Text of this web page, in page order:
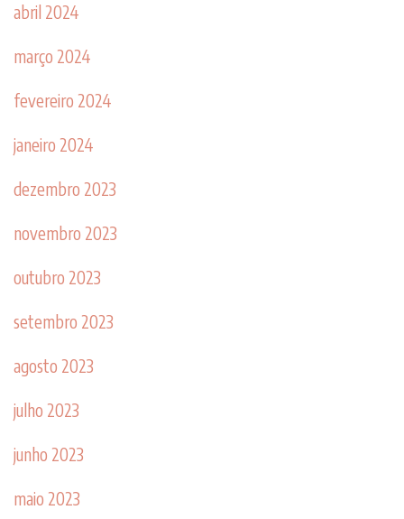
abril 2024
março 2024
fevereiro 2024
janeiro 2024
dezembro 2023
novembro 2023
outubro 2023
setembro 2023
agosto 2023
julho 2023
junho 2023
maio 2023